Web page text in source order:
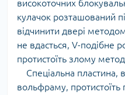
високоточних
кулачок розташований
відчинити двері
не вдасться, V-подібне
протистоїть злому
Спеціальна пластина,
вольфраму,